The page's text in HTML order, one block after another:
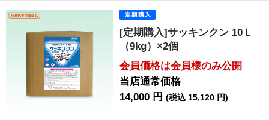
[定期購入]サッキンクン 10Ｌ
（9kg）×2個
会員価格は会員様のみ公開
当店通常価格
14,000 円(税込 15,120 円)